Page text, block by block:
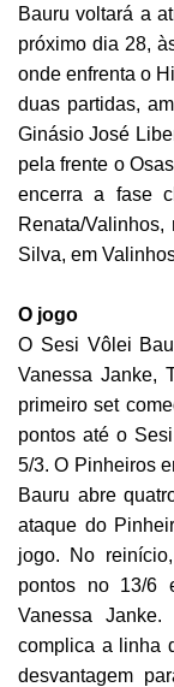
Bauru voltará a
próximo dia 28,
onde enfrenta o
duas partidas,
Ginásio José
pela frente o
encerra a fase
Renata/
Silva, em
O jogo
O Sesi Vôlei
Vanessa Janke,
primeiro set
pontos até o
5/3. O Pinheiros
Bauru abre
ataque do
jogo. No
pontos no 13/6
Vanessa
complica a linha
desvantagem